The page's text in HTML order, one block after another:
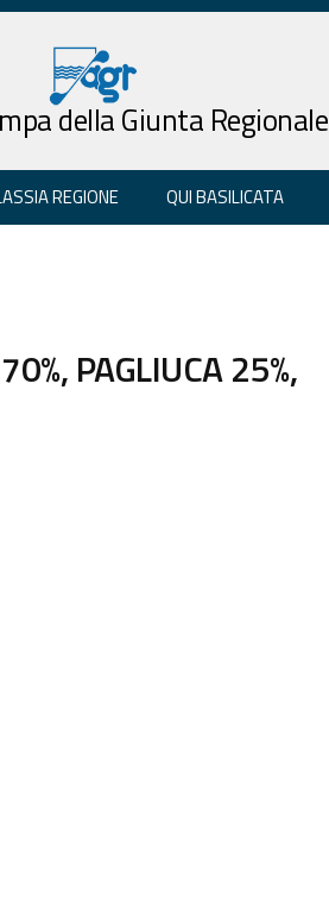
della Giunta Regionale
REGIONE QUI BASILICATA
PAGLIUCA 25%,